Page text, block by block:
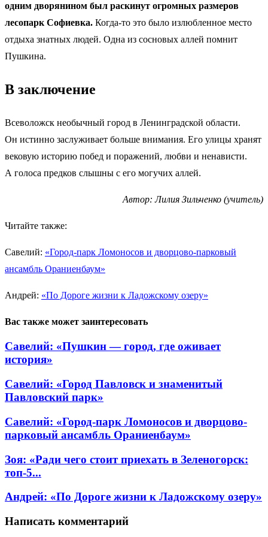
одним дворянином был раскинут огромных размеров
лесопарк Софиевка. Когда-то это было излюбленное место
отдыха знатных людей. Одна из сосновых аллей помнит
Пушкина.
В заключение
Всеволожск необычный город в Ленинградской области.
Он истинно заслуживает больше внимания. Его улицы хранят
вековую историю побед и поражений, любви и ненависти.
А голоса предков слышны с его могучих аллей.
Автор: Лилия Зильченко (учитель)
Читайте также:
Савелий: «Город-парк Ломоносов и дворцово-парковый
ансамбль Ораниенбаум»
Андрей: «По Дороге жизни к Ладожскому озеру»
Вас также может заинтересовать
Савелий: «Пушкин — город, где оживает
история»
Савелий: «Город Павловск и знаменитый
Павловский парк»
Савелий: «Город-парк Ломоносов и дворцово-
парковый ансамбль Ораниенбаум»
Зоя: «Ради чего стоит приехать в Зеленогорск:
топ-5...
Андрей: «По Дороге жизни к Ладожскому озеру»
Написать комментарий